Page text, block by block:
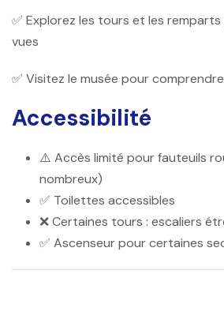
✅ Explorez les tours et les remparts
vues
✅ Visitez le musée pour
Accessibilité
⚠️ Accès limité pour fauteuils
nombreux)
✅ Toilettes accessibles
❌ Certaines tours : escaliers
✅ Ascenseur pour certaines